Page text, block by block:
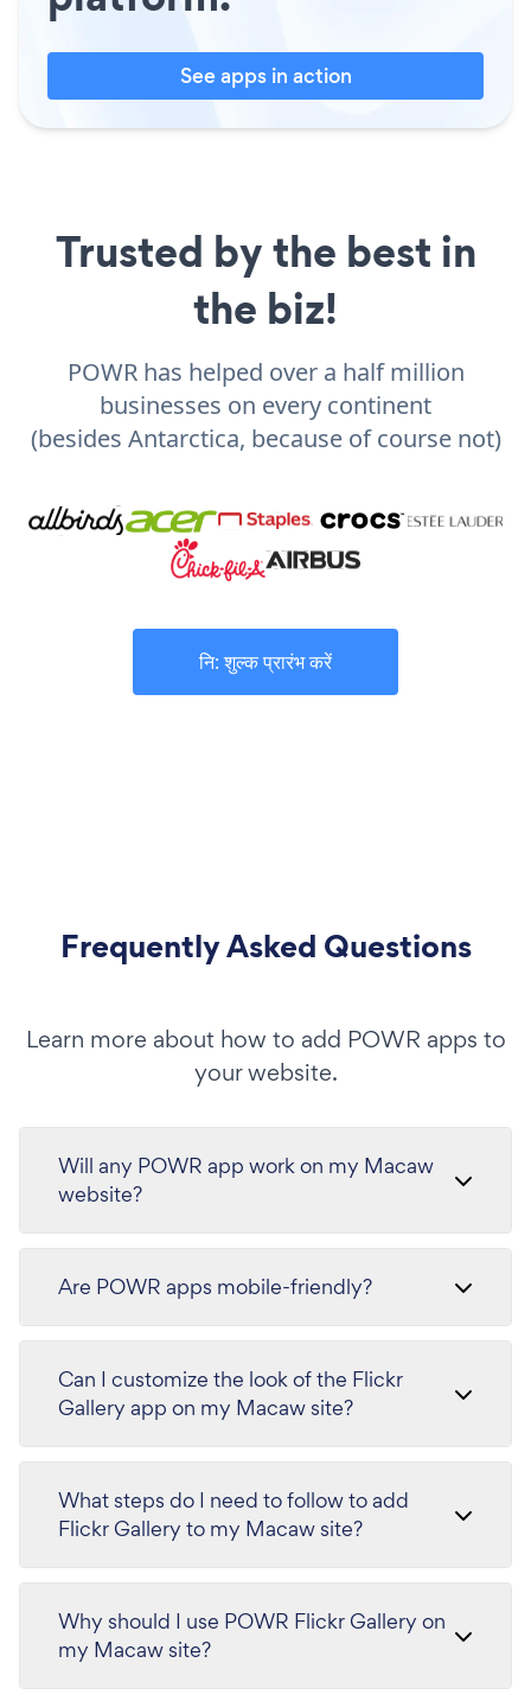
See apps in action
Trusted by the best in
the biz!
POWR has helped over a half million
businesses on every continent
(besides Antarctica, because of course not)
नि: शुल्क प्रारंभ करें
Frequently Asked Questions
Learn more about how to add POWR apps to
your website.
Will any POWR app work on my Macaw
website?
Are POWR apps mobile-friendly?
Can I customize the look of the Flickr
Gallery app on my Macaw site?
What steps do I need to follow to add
Flickr Gallery to my Macaw site?
Why should I use POWR Flickr Gallery on
my Macaw site?